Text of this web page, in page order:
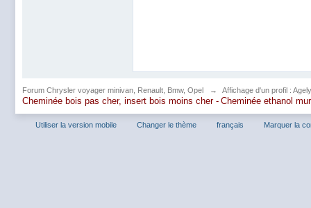
Forum Chrysler voyager minivan, Renault, Bmw, Opel → Affichage d'un profil :
Cheminée bois pas cher, insert bois moins cher - Cheminée ethanol
Utiliser la version mobile Changer le thème français Marquer la